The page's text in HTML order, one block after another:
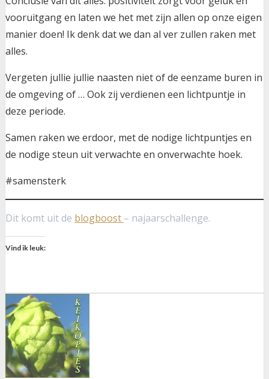
vooruitgang en laten we het met zijn allen op onze eigen
manier doen! Ik denk dat we dan al ver zullen raken met
alles.
Vergeten jullie jullie naasten niet of de eenzame buren in
de omgeving of … Ook zij verdienen een lichtpuntje in
deze periode.
Samen raken we erdoor, met de nodige lichtpuntjes en
de nodige steun uit verwachte en onverwachte hoek.
#samensterk
Dit komt uit de blogboost – najaarschallenge.
Vind ik leuk: